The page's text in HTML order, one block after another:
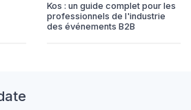
Kos : un guide complet pour les
professionnels de l'industrie
des événements B2B